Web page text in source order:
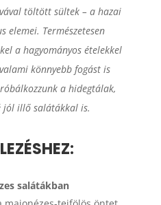
töltött sültek – a hazai
elemei. Természetesen
a hagyományos ételekkel
könnyebb fogást is
a hidegtálak,
jól illő salátákkal is.
salátákban